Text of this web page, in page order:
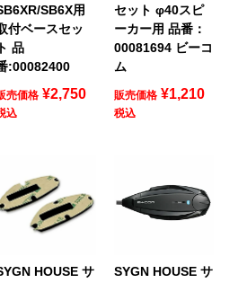
SB6X用
付ベースセッ
ト 品
:00082400
売価格 ¥2,750
込
セット φ40スピ
ーカー用 品番：
00081694 ビーコ
ム
販売価格 ¥1,210
税込
HOUSE サ
SYGN HOUSE サ